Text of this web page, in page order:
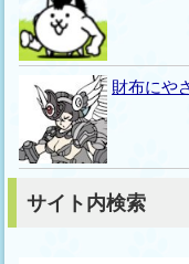
財布にや
サイト内検索